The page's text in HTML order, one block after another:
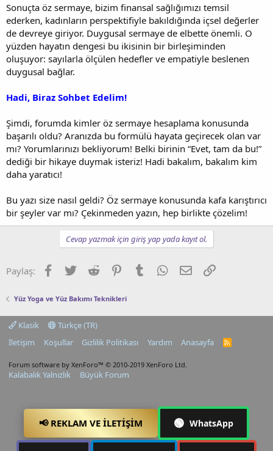
Sonuçta öz sermaye, bizim finansal sağlığımızı temsil
ederken, kadınların perspektifiyle bakıldığında içsel değerler
de devreye giriyor. Duygusal sermaye de elbette önemli. O
yüzden hayatın dengesi bu ikisinin bir birleşiminden
oluşuyor: sayılarla ölçülen hedefler ve empatiyle beslenen
duygusal bağlar.
Hadi, Biraz Sohbet Edelim!
Şimdi, forumda kimler öz sermaye hesaplama konusunda
başarılı oldu? Aranızda bu formülü hayata geçirecek olan var
mı? Yorumlarınızı bekliyorum! Belki birinin “Evet, tam da bu!”
dediği bir hikaye duymak isteriz! Hadi bakalım, bakalım kim
daha yaratıcı!
Bu yazı size nasıl geldi? Öz sermaye konusunda kafa karıştırıcı
bir şeyler var mı? Çekinmeden yazın, hep birlikte çözelim!
Cevap yazmak için giriş yap yada kayıt ol.
Paylaş: Facebook
TwitterReddit PinterestTumblrWhatsApp
E-postaLink
Yüz Yoga ve Yüz Bakımı Teknikleri
Klasik
Türkçe (TR)
İletişim
Koşullar Gizlilik Politikası Yardım Anasayfa
R
Forum software by XenForo™ © 2010-2019 XenForo Ltd.
Kalabalık Yalnızlık Büyük Forum
📢 REKLAM VE İLETIŞIM 🟢 WhatsApp